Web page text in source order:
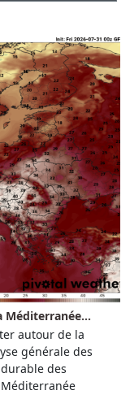
Méditerranée...
autour de la
générale des
des